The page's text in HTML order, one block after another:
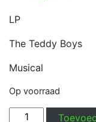
LP
The Teddy Boys
Musical
Op voorraad